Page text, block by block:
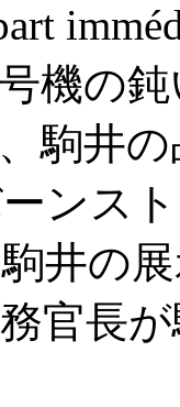
機の鈍
駒井
ンス
井の
官長